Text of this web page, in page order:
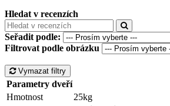
Hledat v recenzích
Seřadit podle:
Filtrovat podle obrázku
Vymazat filtry
Parametry dveří
Hmotnost
25kg